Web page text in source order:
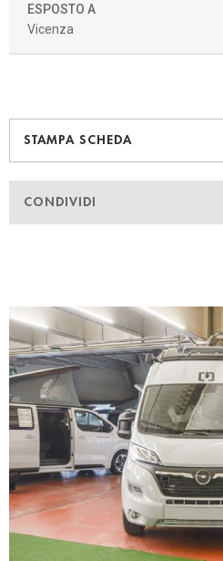
ESPOSTO A
Vicenza
STAMPA SCHEDA
CONDIVIDI